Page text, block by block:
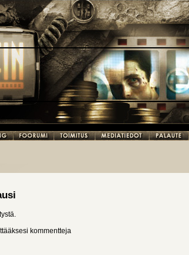
2. tuotantokausi
kommentteja